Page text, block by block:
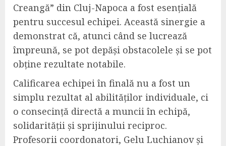
Creangă” din Cluj-Napoca a fost esențială
pentru succesul echipei. Această sinergie a
demonstrat că, atunci când se lucrează
împreună, se pot depăși obstacolele și se pot
obține rezultate notabile.
Calificarea echipei în finală nu a fost un
simplu rezultat al abilităților individuale, ci
o consecință directă a muncii în echipă,
solidarității și sprijinului reciproc.
Profesorii coordonatori, Gelu Luchianov și